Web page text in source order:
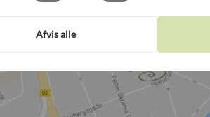
Afvis alle